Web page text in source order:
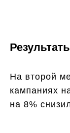
На второй
кампаниях
на 8%